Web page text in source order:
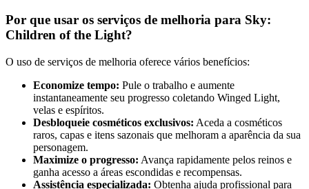
Por que usar os serviços de melhoria para Sky:
Children of the Light?
O uso de serviços de melhoria oferece vários benefícios:
Economize tempo: Pule o trabalho e aumente
instantaneamente seu progresso coletando Winged Light,
velas e espíritos.
Desbloqueie cosméticos exclusivos: Aceda a cosméticos
raros, capas e itens sazonais que melhoram a aparência da sua
personagem.
Maximize o progresso: Avança rapidamente pelos reinos e
ganha acesso a áreas escondidas e recompensas.
Assistência especializada: Obtenha ajuda profissional para